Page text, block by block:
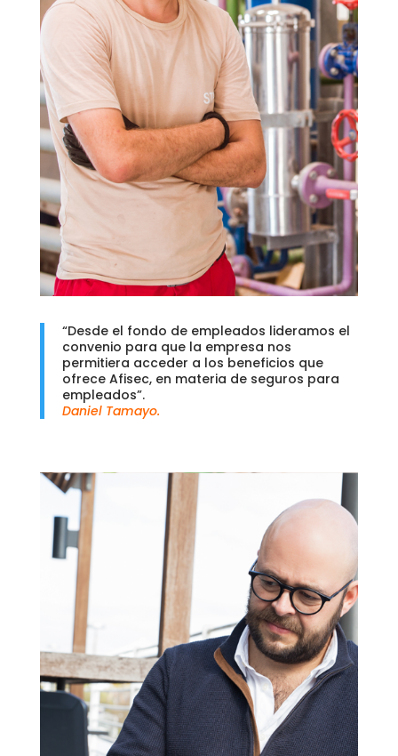
“Desde el fondo de empleados lideramos el
convenio para que la empresa nos
permitiera acceder a los beneficios que
ofrece Afisec, en materia de seguros para
empleados”.
Daniel Tamayo.